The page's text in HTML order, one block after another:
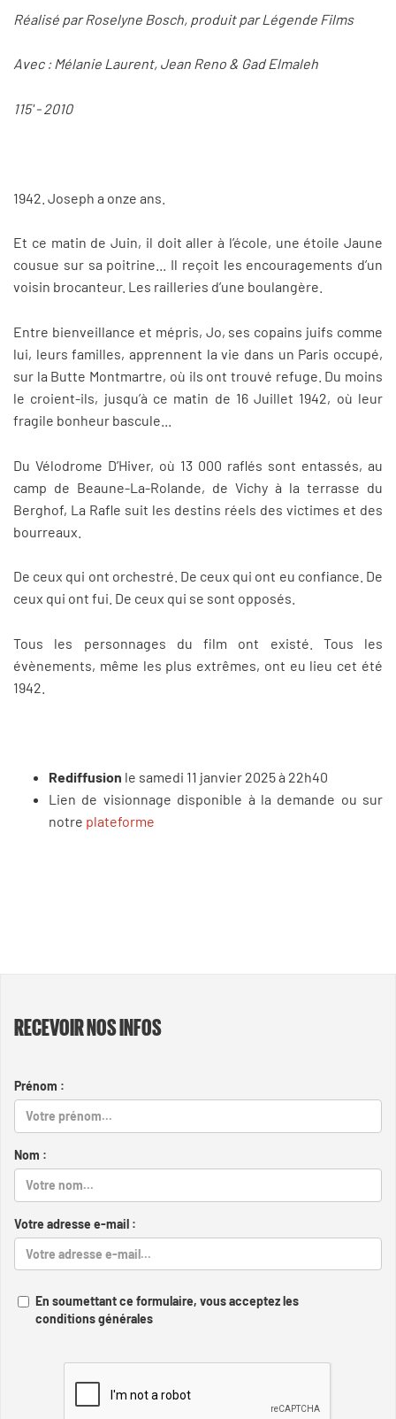
Réalisé par Roselyne Bosch, produit par Légende Films
Avec : Mélanie Laurent, Jean Reno & Gad Elmaleh
115' - 2010
1942. Joseph a onze ans.
Et ce matin de Juin, il doit aller à l’école, une étoile Jaune
cousue sur sa poitrine... Il reçoit les encouragements d’un
voisin brocanteur. Les railleries d’une boulangère.
Entre bienveillance et mépris, Jo, ses copains juifs comme
lui, leurs familles, apprennent la vie dans un Paris occupé,
sur la Butte Montmartre, où ils ont trouvé refuge. Du moins
le croient-ils, jusqu’à ce matin de 16 Juillet 1942, où leur
fragile bonheur bascule...
Du Vélodrome D’Hiver, où 13 000 raflés sont entassés, au
camp de Beaune-La-Rolande, de Vichy à la terrasse du
Berghof, La Rafle suit les destins réels des victimes et des
bourreaux.
De ceux qui ont orchestré. De ceux qui ont eu confiance. De
ceux qui ont fui. De ceux qui se sont opposés.
Tous les personnages du film ont existé. Tous les
évènements, même les plus extrêmes, ont eu lieu cet été
1942.
Rediffusion le samedi 11 janvier 2025 à 22h40
Lien de visionnage disponible à la demande ou sur
notre plateforme
RECEVOIR NOS INFOS
Prénom :
Nom :
Votre adresse e-mail :
En soumettant ce formulaire, vous acceptez les
conditions générales